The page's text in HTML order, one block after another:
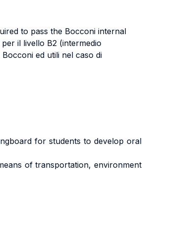
to pass the Bocconi internal
il livello B2 (intermedio
ed utili nel caso di
for students to develop oral
of transportation,environment